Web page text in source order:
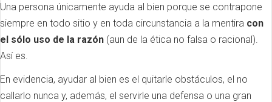
Una persona únicamente ayuda al bien porque se contrapone
siempre en todo sitio y en toda circunstancia a la mentira con
el sólo uso de la razón (aun de la ética no falsa o racional).
Así es.
En evidencia, ayudar al bien es el quitarle obstáculos, el no
callarlo nunca y, además, el servirle una defensa o una gran